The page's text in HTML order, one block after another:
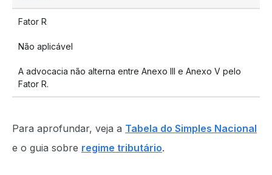
Fator R
Não aplicável
A advocacia não alterna entre Anexo III e Anexo V pelo
Fator R.
Para aprofundar, veja a Tabela do Simples Nacional
e o guia sobre regime tributário.